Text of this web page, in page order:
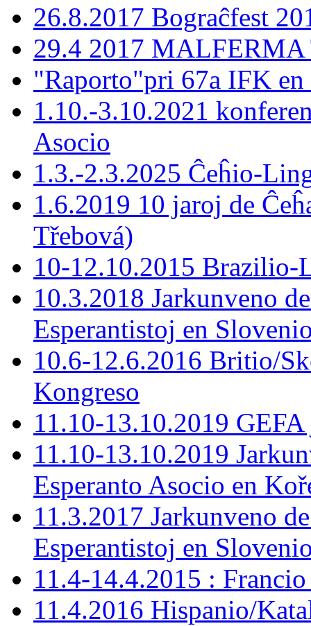
26.8.2017 Bograĉfest
29.4 2017
"Raporto"pri 67a IFK
1.10.-3.10.2021
Asocio
1.3.-2.3.2025 Ĉeĥio-
1.6.2019 10 jaroj de
Třebová)
10-12.10.2015
10.3.2018 Jarkunveno
Esperantistoj en
10.6-12.6.2016 Britio/
Kongreso
11.10-13.10.2019
11.10-13.10.2019
Esperanto Asocio en
11.3.2017 Jarkunveno
Esperantistoj en
11.4-14.4.2015 :
11.4.2016 Hispanio/